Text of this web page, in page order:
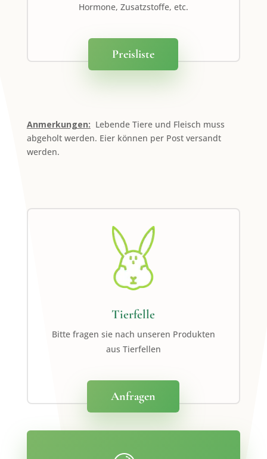
Hormone, Zusatzstoffe, etc.
Preisliste
Anmerkungen: Lebende Tiere und Fleisch muss
abgeholt werden. Eier können per Post versandt
werden.
Tierfelle
Bitte fragen sie nach unseren Produkten
aus Tierfellen
Anfragen